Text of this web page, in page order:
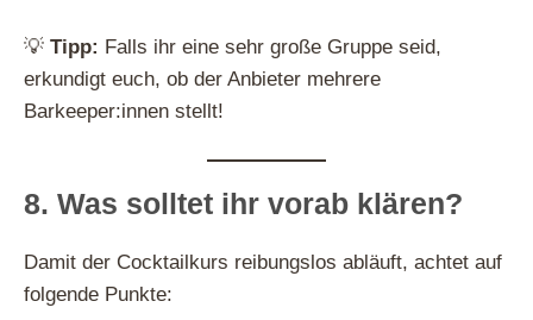
💡 Tipp: Falls ihr eine sehr große Gruppe seid,
erkundigt euch, ob der Anbieter mehrere
Barkeeper:innen stellt!
8. Was solltet ihr vorab klären?
Damit der Cocktailkurs reibungslos abläuft, achtet auf
folgende Punkte: